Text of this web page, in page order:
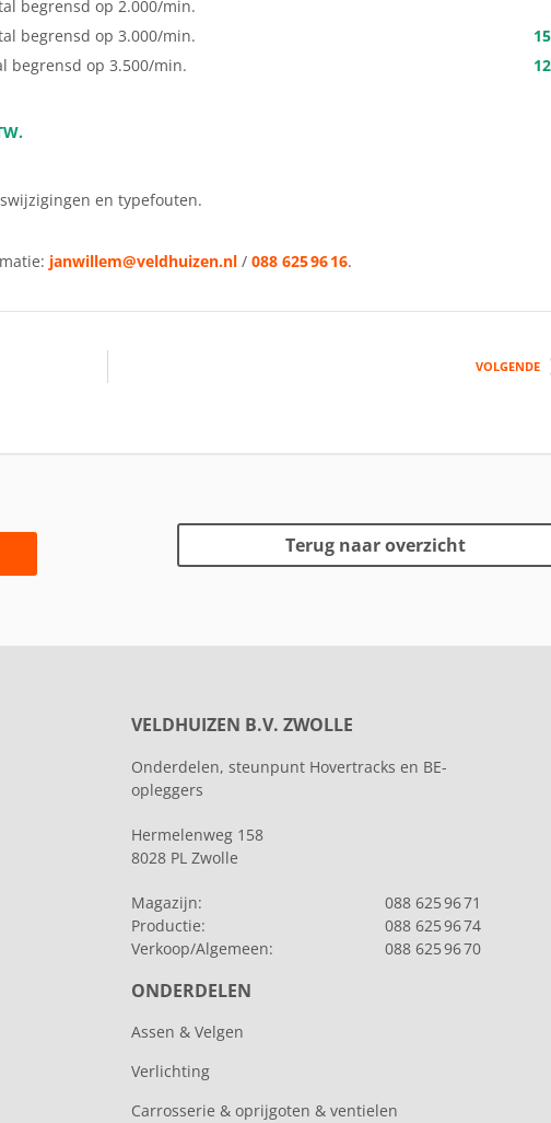
begrensd op 2.000/min.
begrensd op 3.000/min.
begrensd op 3.500/min.
en typefouten.
janwillem@veldhuizen.nl / 088 625 96 16.
VOLGENDE
Terug naar overzicht
VELDHUIZEN B.V. ZWOLLE
Onderdelen, steunpunt Hovertracks en BE-
opleggers
Hermelenweg 158
8028 PL Zwolle
Magazijn:
088 625 96 71
Productie:
088 625 96 74
Verkoop/Algemeen:
088 625 96 70
ONDERDELEN
Assen & Velgen
Verlichting
Carrosserie & oprijgoten & ventielen